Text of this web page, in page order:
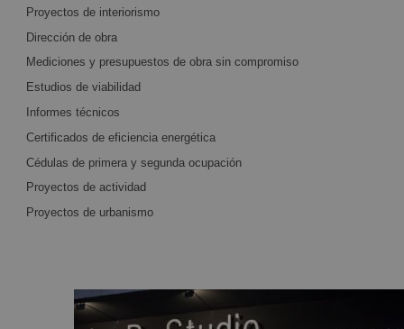
Proyectos de interiorismo
Dirección de obra
Mediciones y presupuestos de obra sin compromiso
Estudios de viabilidad
Informes técnicos
Certificados de eficiencia energética
Cédulas de primera y segunda ocupación
Proyectos de actividad
Proyectos de urbanismo